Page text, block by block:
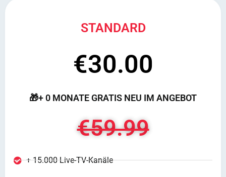
STANDARD
€30.00
🎁+ 0 MONATE GRATIS NEU IM ANGEBOT
€59.99
+ 15.000 Live-TV-Kanäle